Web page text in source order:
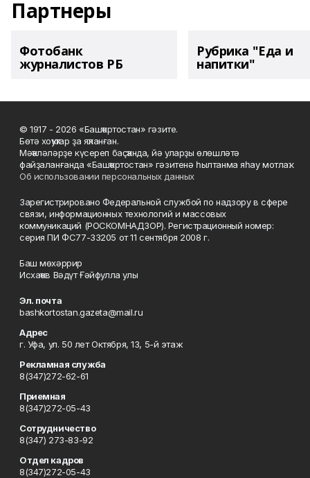
Партнеры
Фотобанк
журналистов РБ
Рубрика "Еда и
напитки"
© 1917 - 2026 «Башҡортостан» гәзите.
Бөтә хоҡуҡтар ҙа яҡланған.
Мәҡәләләрҙе күсереп баҫҡанда, йә уларҙы өлөшләтә
файҙаланғанда «Башҡортостан» гәзитенә һылтанма яһау мотлаҡ.
Об использовании персональных данных
Зарегистрировано Федеральной службой по надзору в сфере
связи, информационных технологий и массовых
коммуникаций (РОСКОМНАДЗОР). Регистрационный номер:
серия ПИ ФС77-33205 от 11 сентября 2008 г.
Баш мөхәррир
Исхаҡов Вәдүт Ғәйфулла улы
Эл. почта
bashkortostan.gazeta@mail.ru
Адрес
г. Уфа, ул. 50 лет Октября, 13, 5-й этаж
Рекламная служба
8(347)272-62-61
Приемная
8(347)272-05-43
Сотрудничество
8(347) 273-83-92
Отдел кадров
8(347)272-05-43